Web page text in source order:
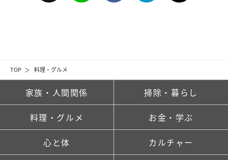
TOP 料理・グルメ
家族・人間関係 掃除・暮らし
料理・グルメ お金・学ぶ
心と体 カルチャー